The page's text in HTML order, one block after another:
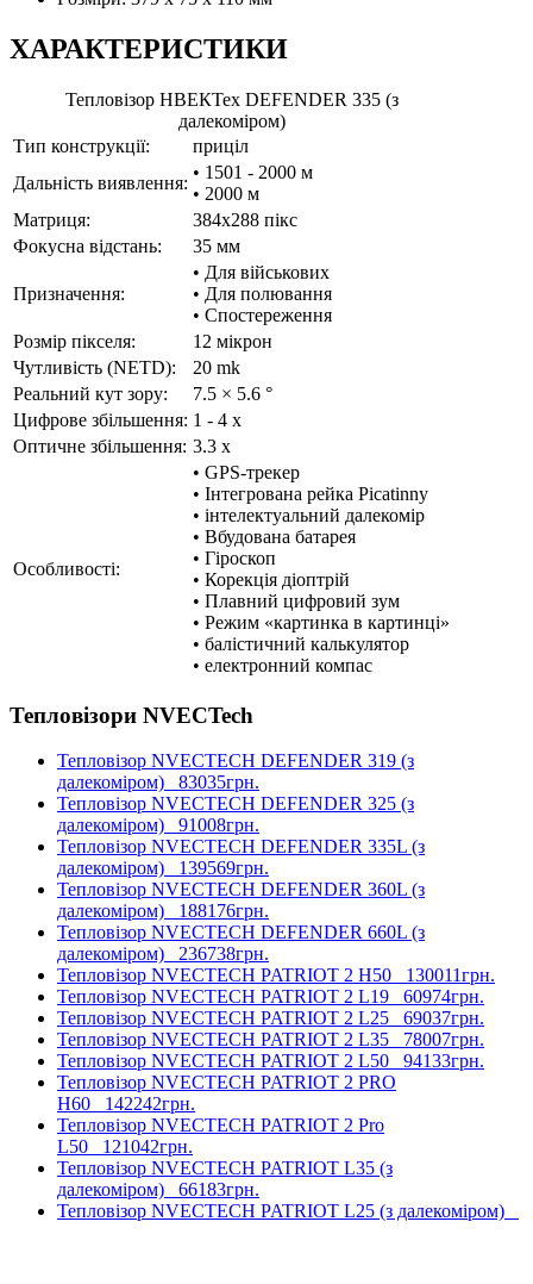
ХАРАКТЕРИСТИКИ
Тепловізор НВЕКТех DEFENDER 335 (з
далекоміром)
Тип конструкції:
приціл
Дальність виявлення:
• 1501 - 2000 м
• 2000 м
Матриця:
384x288 пікс
Фокусна відстань:
35 мм
Призначення:
• Для військових
• Для полювання
• Спостереження
Розмір пікселя:
12 мікрон
Чутливість (NETD):
20 mk
Реальний кут зору:
7.5 × 5.6 °
Цифрове збільшення: 1 - 4 x
Оптичне збільшення: 3.3 x
Особливості:
• GPS-трекер
• Інтегрована рейка Picatinny
• інтелектуальний далекомір
• Вбудована батарея
• Гіроскоп
• Корекція діоптрій
• Плавний цифровий зум
• Режим «картинка в картинці»
• балістичний калькулятор
• електронний компас
Тепловізори NVECTech
Тепловізор NVECTECH DEFENDER 319 (з
далекоміром) 83035грн.
Тепловізор NVECTECH DEFENDER 325 (з
далекоміром) 91008грн.
Тепловізор NVECTECH DEFENDER 335L (з
далекоміром) 139569грн.
Тепловізор NVECTECH DEFENDER 360L (з
далекоміром) 188176грн.
Тепловізор NVECTECH DEFENDER 660L (з
далекоміром) 236738грн.
Тепловізор NVECTECH PATRIOT 2 H50 130011грн.
Тепловізор NVECTECH PATRIOT 2 L19 60974грн.
Тепловізор NVECTECH PATRIOT 2 L25 69037грн.
Тепловізор NVECTECH PATRIOT 2 L35 78007грн.
Тепловізор NVECTECH PATRIOT 2 L50 94133грн.
Тепловізор NVECTECH PATRIOT 2 PRO
H60 142242грн.
Тепловізор NVECTECH PATRIOT 2 Pro
L50 121042грн.
Тепловізор NVECTECH PATRIOT L35 (з
далекоміром) 66183грн.
Тепловізор NVECTECH PATRIOT L25 (з далекоміром)